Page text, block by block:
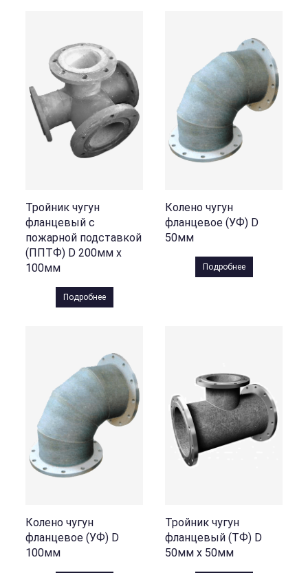
Тройник чугун
фланцевый с
пожарной подставкой
(ППТФ) D 200мм х
100мм
Подробнее
Колено чугун
фланцевое (УФ) D
50мм
Подробнее
Колено чугун
фланцевое (УФ) D
100мм
Тройник чугун
фланцевый (ТФ) D
50мм х 50мм